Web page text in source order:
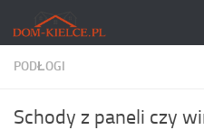
Skip to content
PODŁOGI
Schody z paneli czy